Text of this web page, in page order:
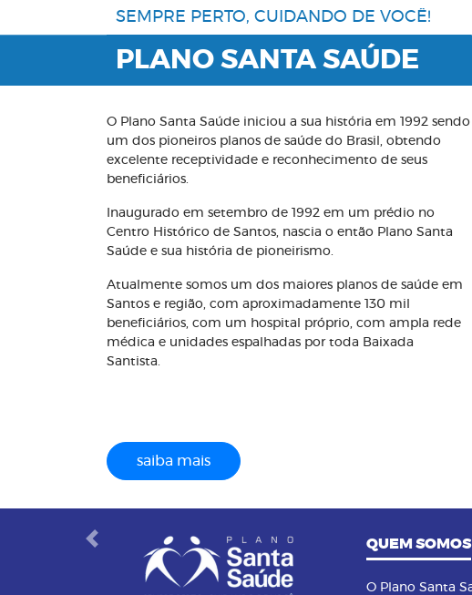
SEMPRE PERTO, CUIDANDO DE VOCÊ!
O Plano Santa Saúde iniciou a sua história em 1992 sendo
um dos pioneiros planos de saúde do Brasil, obtendo
beneficiários.
Inaugurado em setembro de 1992 em um prédio no
Atualmente somos um dos maiores planos de saúde em
Santos e região, com aproximadamente 130 mil
beneficiários, com um hospital próprio, com ampla rede
QUEM SOMOS